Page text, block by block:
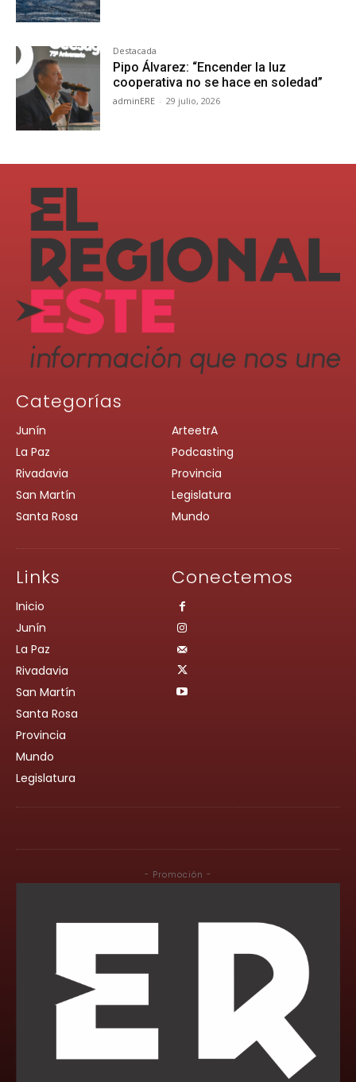
Destacada
Pipo Álvarez: “Encender la luz
cooperativa no se hace en soledad”
adminERE - 29 julio, 2026
Categorías
Junín
La Paz
Rivadavia
San Martín
Santa Rosa
ArteetrA
Podcasting
Provincia
Legislatura
Mundo
Links
Inicio
Junín
La Paz
Rivadavia
San Martín
Santa Rosa
Provincia
Mundo
Legislatura
Conectemos
- Promoción -